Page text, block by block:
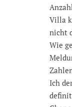
Villa
nicht
Wie
Ich